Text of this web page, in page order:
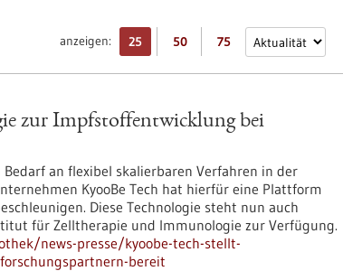
anzeigen: 25 50 75
zur Impfstoffentwicklung bei
an flexibel skalierbaren Verfahren in der
KyooBe Tech hat hierfür eine Plattform
Diese Technologie steht nun auch
für Zelltherapie und Immunologie zur Verfügung.
news-presse/kyoobe-tech-stellt-
bereit